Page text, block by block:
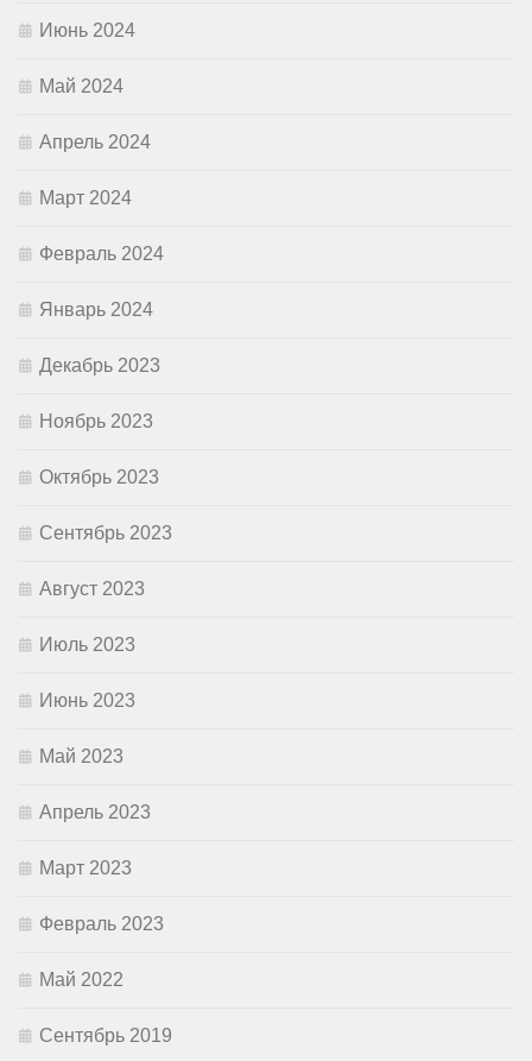
Июнь 2024
Май 2024
Апрель 2024
Март 2024
Февраль 2024
Январь 2024
Декабрь 2023
Ноябрь 2023
Октябрь 2023
Сентябрь 2023
Август 2023
Июль 2023
Июнь 2023
Май 2023
Апрель 2023
Март 2023
Февраль 2023
Май 2022
Сентябрь 2019